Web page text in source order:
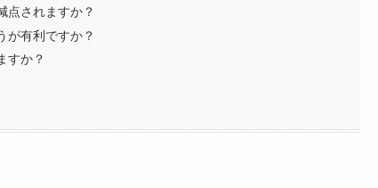
点されますか？
が有利ですか？
すか？